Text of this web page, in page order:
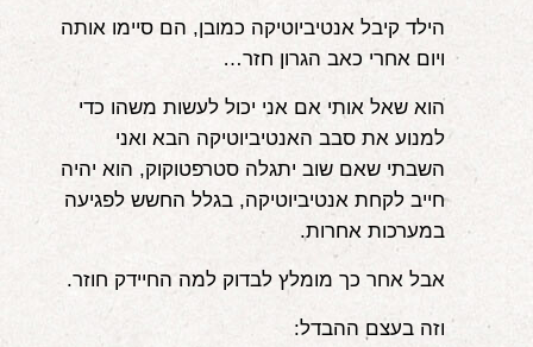
הילד קיבל אנטיביוטיקה כמובן, הם סיימו אותה
ויום אחרי כאב הגרון חזר…
הוא שאל אותי אם אני יכול לעשות משהו כדי
למנוע את סבב האנטיביוטיקה הבא ואני
השבתי שאם שוב יתגלה סטרפטוקוק, הוא יהיה
חייב לקחת אנטיביוטיקה, בגלל החשש לפגיעה
במערכות אחרות.
אבל אחר כך מומלץ לבדוק למה החיידק חוזר.
וזה בעצם ההבדל: